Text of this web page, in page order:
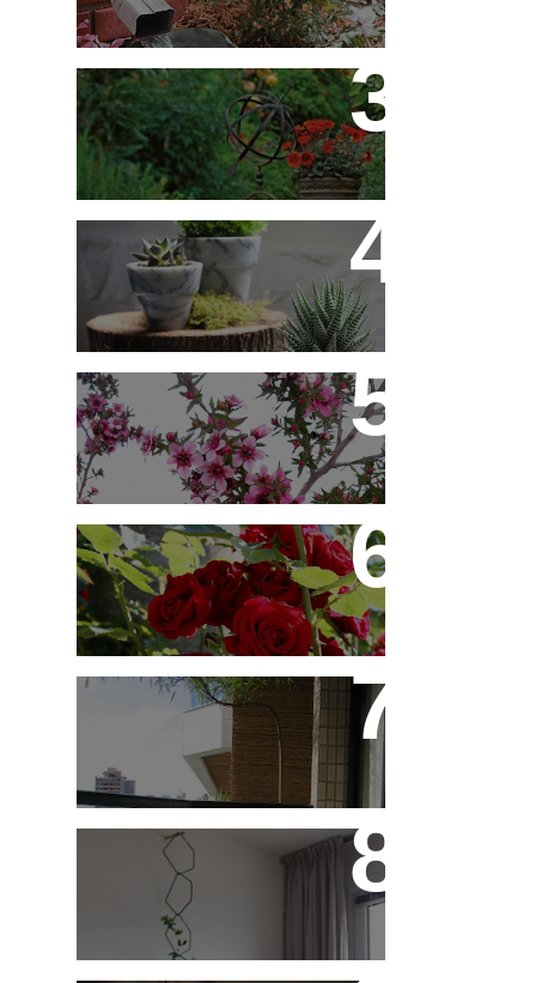
Flores em Meu Jardim o
Ano Todo
10 Novos Vasinhos na
Decoração - Parte 1
Érica Japonesa -
Aprenda a Cultivar
Você Sabe Tudo Sobre
Rosas?
Saiba Tudo Sobre
Jardins de Inverno
Treliças, Ganchos e
Suportes - Parte 1